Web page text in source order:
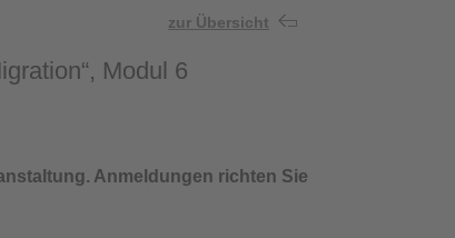
zur Übersicht
Modul 6
Anmeldungen richten Sie